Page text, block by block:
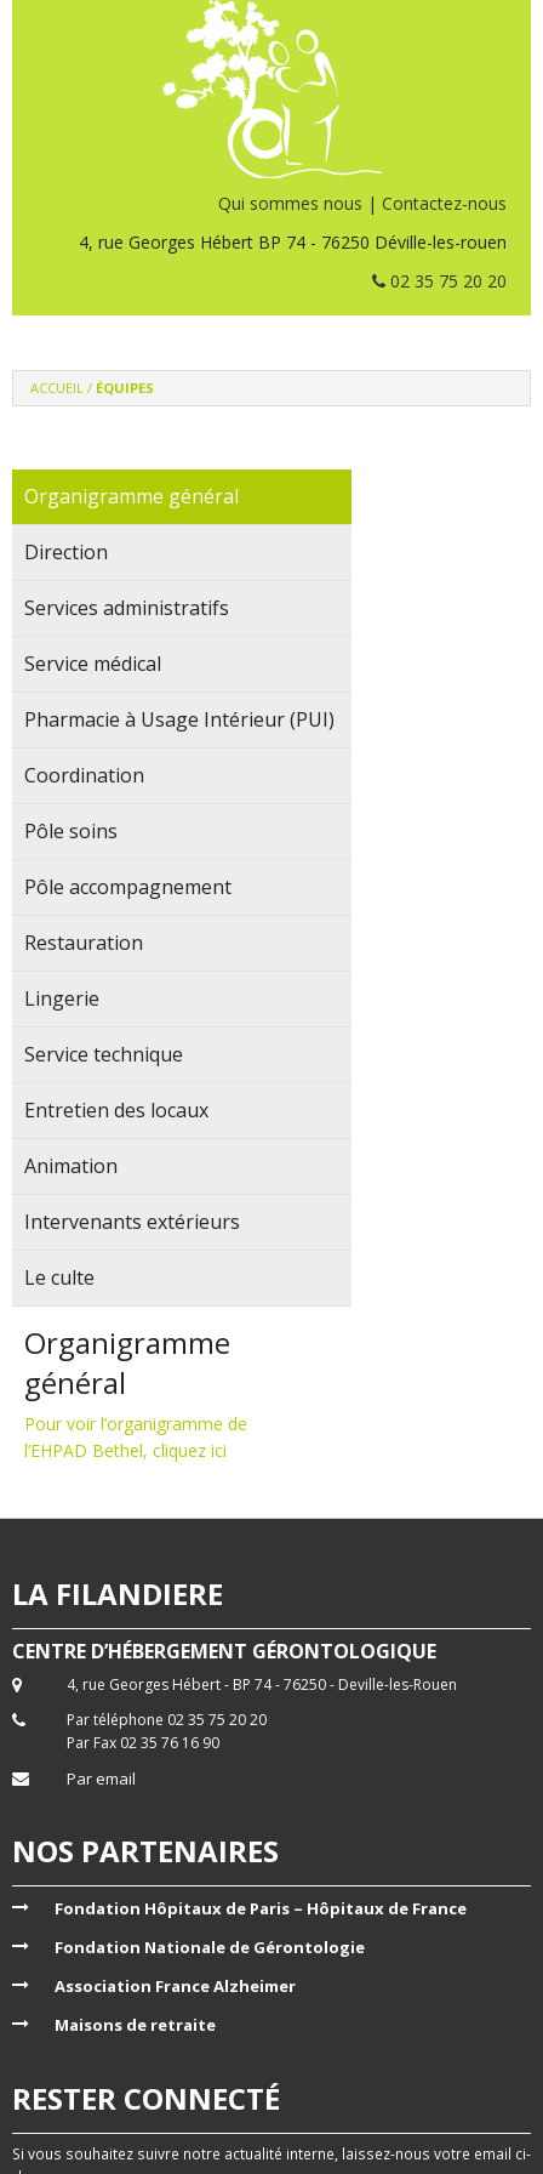
Qui sommes nous | Contactez-nous
4, rue Georges Hébert BP 74 - 76250 Déville-les-rouen
02 35 75 20 20
ACCUEIL / ÉQUIPES
Organigramme général
Direction
Services administratifs
Service médical
Pharmacie à Usage Intérieur (PUI)
Coordination
Pôle soins
Pôle accompagnement
Restauration
Lingerie
Service technique
Entretien des locaux
Animation
Intervenants extérieurs
Le culte
Organigramme
général
Pour voir l’organigramme de
l’EHPAD Bethel, cliquez ici
LA FILANDIERE
CENTRE D’HÉBERGEMENT GÉRONTOLOGIQUE
4, rue Georges Hébert - BP 74 - 76250 - Deville-les-Rouen
Par téléphone 02 35 75 20 20
Par Fax 02 35 76 16 90
Par email
NOS PARTENAIRES
Fondation Hôpitaux de Paris – Hôpitaux de France
Fondation Nationale de Gérontologie
Association France Alzheimer
Maisons de retraite
RESTER CONNECTÉ
Si vous souhaitez suivre notre actualité interne, laissez-nous votre email ci-